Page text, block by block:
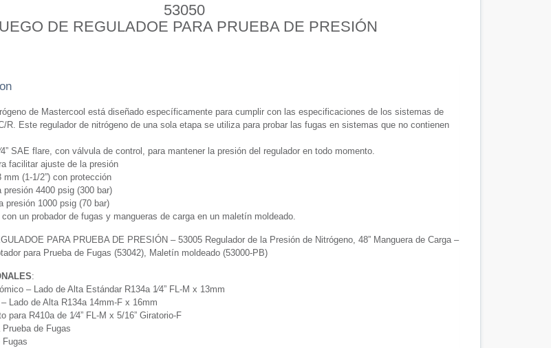
53050
DE REGULADOE PARA PRUEBA DE PRESIÓN
de Mastercool está diseñado específicamente para cumplir con las especificaciones de los sistemas de
R. Este regulador de nitrógeno de una sola etapa se utiliza para probar las fugas en sistemas que no contienen
SAE flare, con válvula de control, para mantener la presión del regulador en todo momento.
facilitar ajuste de la presión
mm (1-1/2”) con protección
presión 4400 psig (300 bar)
presión 1000 psig (70 bar)
con un probador de fugas y mangueras de carga en un maletín moldeado.
PARA PRUEBA DE PRESIÓN – 53005 Regulador de la Presión de Nitrógeno, 48” Manguera de Carga –
para Prueba de Fugas (53042), Maletín moldeado (53000-PB)
:
– Lado de Alta Estándar R134a 1⁄4” FL-M x 13mm
Lado de Alta R134a 14mm-F x 16mm
para R410a de 1⁄4” FL-M x 5/16” Giratorio-F
de Fugas
Fugas